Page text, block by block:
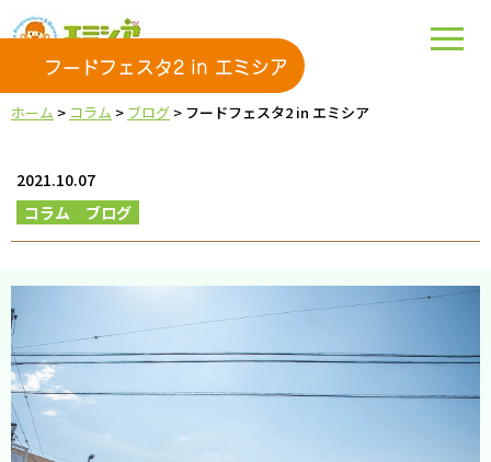
フードフェスタ2 in エミシア
ホーム > コラム > ブログ > フードフェスタ2 in エミシア
2021.10.07
コラム
ブログ